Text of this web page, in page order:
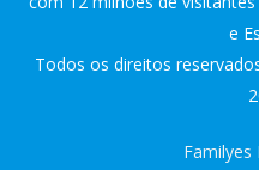
e
Todos os direitos